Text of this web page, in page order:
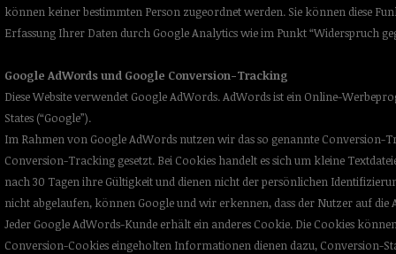
können keiner bestimmten Person zugeordnet werden. Sie können diese
Erfassung Ihrer Daten durch Google Analytics wie im Punkt “Widerspruch
Google AdWords und Google Conversion-Tracking
Diese Website verwendet Google AdWords. AdWords ist ein Online-
States (“Google”).
Im Rahmen von Google AdWords nutzen wir das so genannte Conversion-
Conversion-Tracking gesetzt. Bei Cookies handelt es sich um kleine
nach 30 Tagen ihre Gültigkeit und dienen nicht der persönlichen
nicht abgelaufen, können Google und wir erkennen, dass der Nutzer auf die
Jeder Google AdWords-Kunde erhält ein anderes Cookie. Die Cookies
Conversion-Cookies eingeholten Informationen dienen dazu, Conversion-